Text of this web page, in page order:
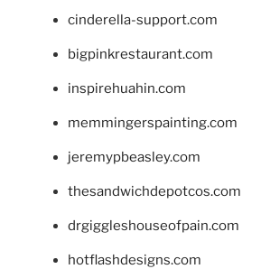
cinderella-support.com
bigpinkrestaurant.com
inspirehuahin.com
memmingerspainting.com
jeremypbeasley.com
thesandwichdepotcos.com
drgiggleshouseofpain.com
hotflashdesigns.com